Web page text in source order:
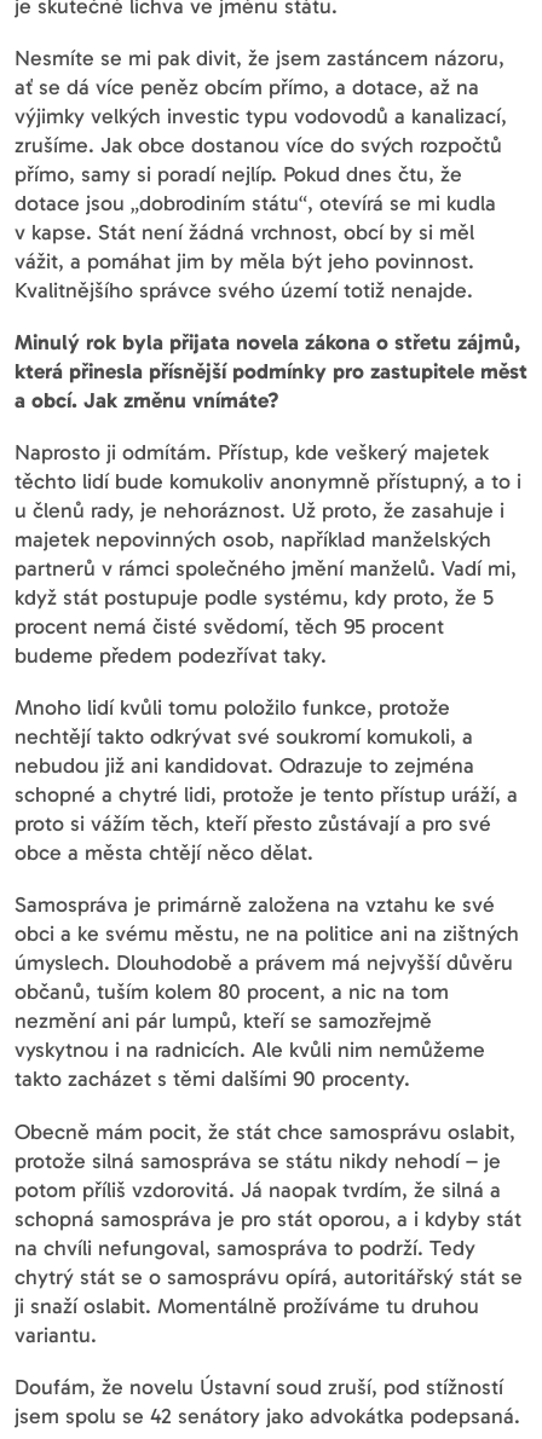
je skutečně lichva ve jménu státu.
Nesmíte se mi pak divit, že jsem zastáncem názoru,
ať se dá více peněz obcím přímo, a dotace, až na
výjimky velkých investic typu vodovodů a kanalizací,
zrušíme. Jak obce dostanou více do svých rozpočtů
přímo, samy si poradí nejlíp. Pokud dnes čtu, že
dotace jsou „dobrodiním státu“, otevírá se mi kudla
v kapse. Stát není žádná vrchnost, obcí by si měl
vážit, a pomáhat jim by měla být jeho povinnost.
Kvalitnějšího správce svého území totiž nenajde.
Minulý rok byla přijata novela zákona o střetu zájmů,
která přinesla přísnější podmínky pro zastupitele měst
a obcí. Jak změnu vnímáte?
Naprosto ji odmítám. Přístup, kde veškerý majetek
těchto lidí bude komukoliv anonymně přístupný, a to i
u členů rady, je nehoráznost. Už proto, že zasahuje i
majetek nepovinných osob, například manželských
partnerů v rámci společného jmění manželů. Vadí mi,
když stát postupuje podle systému, kdy proto, že 5
procent nemá čisté svědomí, těch 95 procent
budeme předem podezřívat taky.
Mnoho lidí kvůli tomu položilo funkce, protože
nechtějí takto odkrývat své soukromí komukoli, a
nebudou již ani kandidovat. Odrazuje to zejména
schopné a chytré lidi, protože je tento přístup uráží, a
proto si vážím těch, kteří přesto zůstávají a pro své
obce a města chtějí něco dělat.
Samospráva je primárně založena na vztahu ke své
obci a ke svému městu, ne na politice ani na zištných
úmyslech. Dlouhodobě a právem má nejvyšší důvěru
občanů, tuším kolem 80 procent, a nic na tom
nezmění ani pár lumpů, kteří se samozřejmě
vyskytnou i na radnicích. Ale kvůli nim nemůžeme
takto zacházet s těmi dalšími 90 procenty.
Obecně mám pocit, že stát chce samosprávu oslabit,
protože silná samospráva se státu nikdy nehodí – je
potom příliš vzdorovitá. Já naopak tvrdím, že silná a
schopná samospráva je pro stát oporou, a i kdyby stát
na chvíli nefungoval, samospráva to podrží. Tedy
chytrý stát se o samosprávu opírá, autoritářský stát se
ji snaží oslabit. Momentálně prožíváme tu druhou
variantu.
Doufám, že novelu Ústavní soud zruší, pod stížností
jsem spolu se 42 senátory jako advokátka podepsaná.